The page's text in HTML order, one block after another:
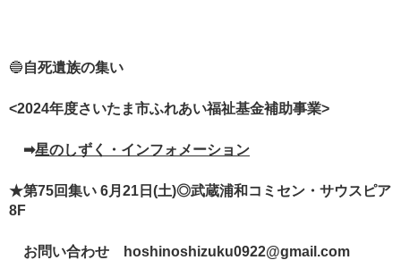
🔵自死遺族の集い
<2024年度さいたま市ふれあい福祉基金補助事業>
➡星のしずく・インフォメーション
★第75回集い 6月21日(土)◎武蔵浦和コミセン・サウスピア
8F
お問い合わせ hoshinoshizuku0922@gmail.com